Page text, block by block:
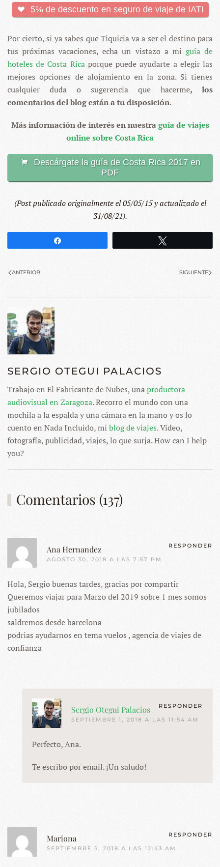
5% de descuento en seguro de viaje de IATI
Por cierto, si ya sabes que Tiquicia va a ser el destino para
tus próximas vacaciones, echa un vistazo a mi guía de
hoteles de Costa Ricaporque puede ayudarte a elegir las
mejores opciones de alojamiento en la zona. Si tienes
cualquier duda o sugerencia que hacerme, los
comentarios del blog están a tu disposición.
Más información de interés en nuestraguía de viajes
online sobre Costa Rica
Descárgate la guía de Costa Rica 2017 en
PDF
(Post publicado originalmente el 05/05/15 y actualizado el
31/08/21).
ANTERIOR SIGUIENTE
SERGIO OTEGUI PALACIOS
Trabajo en El Fabricante de Nubes, unaproductora
audiovisual en Zaragoza. Recorro el mundo con una
mochila a la espalda y una cámara en la mano y os lo
cuento en Nada Incluido, mi blog de viajes. Vídeo,
fotografía, publicidad, viajes, lo que surja. How can I help
you?
Comentarios (137)
Ana Hernandez
AGOSTO 30, 2018 A LAS 7:57 PM
RESPONDER
Hola, Sergio buenas tardes, gracias por compartir
Queremos viajar para Marzo del 2019 sobre 1 mes somos
jubilados
saldremos desde barcelona
podrias ayudarnos en tema vuelos , agencia de viajes de
confianza
Sergio Otegui Palacios
SEPTIEMBRE 1, 2018 A LAS 11:54 AM
RESPONDER
Perfecto, Ana.
Te escribo por email. ¡Un saludo!
Mariona
SEPTIEMBRE 5, 2018 A LAS 12:43 AM
RESPONDER